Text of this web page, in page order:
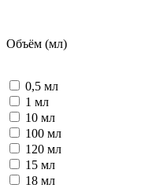
Объём (мл)
0,5 мл
1 мл
10 мл
100 мл
120 мл
15 мл
18 мл